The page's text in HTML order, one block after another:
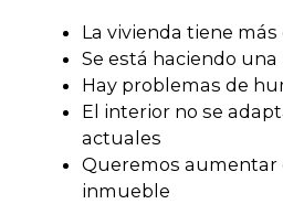
La vivienda tiene más
Se está haciendo
Hay problemas de
El interior no se
actuales
Queremos aumentar
inmueble